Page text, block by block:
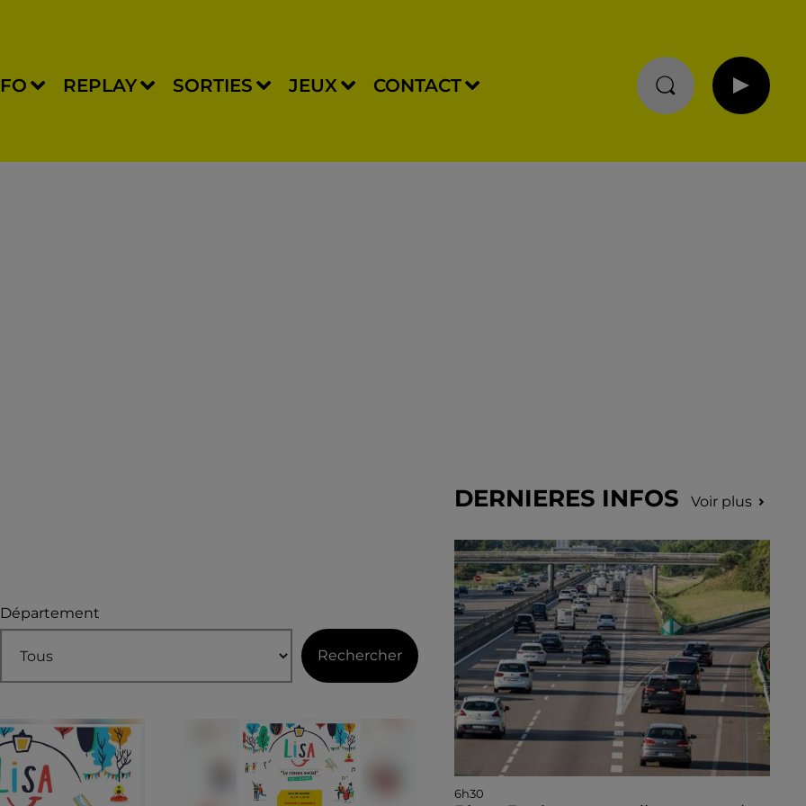
REPLAY SORTIES JEUX CONTACT
Département
Rechercher
DERNIERES INFOS Voir plus
6h30